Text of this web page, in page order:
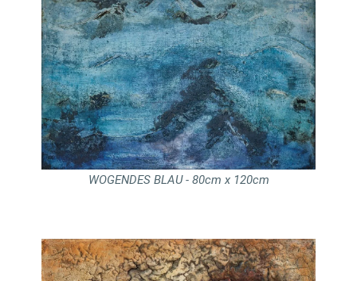
WOGENDES BLAU - 80cm x 120cm